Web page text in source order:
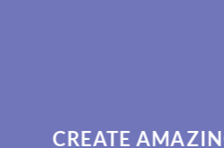
CREATE